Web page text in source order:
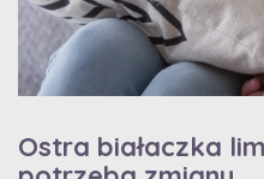
Ostra białaczka